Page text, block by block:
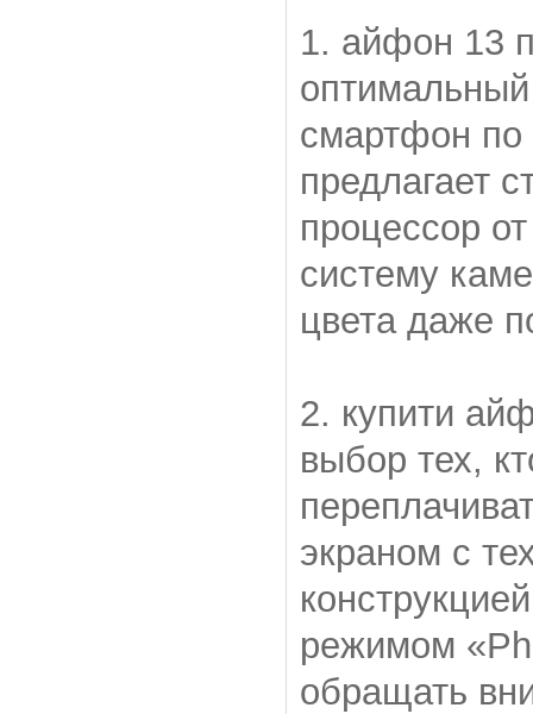
1. айфон 13
смартфон по
предлагает
процессор
систему
цвета даже
2. купити
выбор тех,
экраном с
режимом
обращать